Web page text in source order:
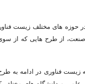
حوزه های مختلف زیست
از طرح هایی که از
زیست فناوری در ادامه به